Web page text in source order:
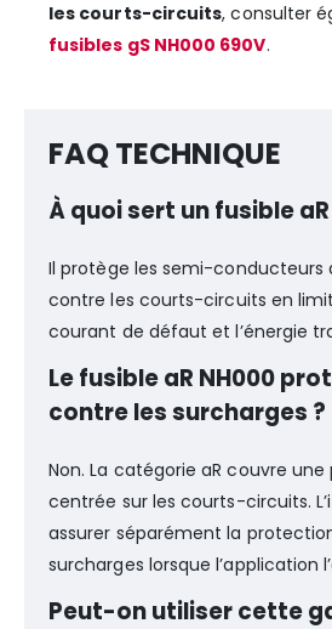
les courts-circuits, consulter
fusibles gS NH000 690V.
FAQ TECHNIQUE
À quoi sert un fusible aR
Il protège les semi-conducteurs
contre les courts-circuits en
courant de défaut et l’énergie
Le fusible aR NH000
contre les surcharges ?
Non. La catégorie aR couvre
centrée sur les courts-circuits.
assurer séparément la
surcharges lorsque l’application
Peut-on utiliser cette